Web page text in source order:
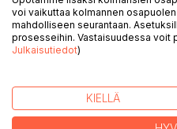
LISÄÄ
voi vaikuttaa kolmannen
mahdolliseen seurantaan.
prosesseihin. Vastaisuudessa voit
Julkaisutiedot)
KIELLÄ